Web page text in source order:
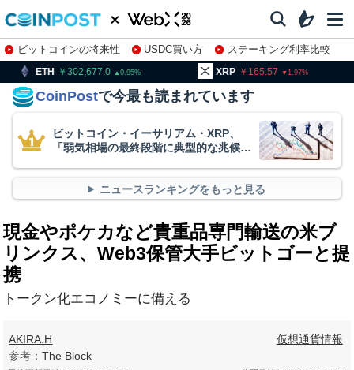
ビットコインの将来性 USDC買い方
ステーキング利率比較
株特集・関連銘柄
302,677.0 0.95 165.57 1.97
CoinPostで今最も読まれています
ビットコイン・イーサリアム・XRP、
「弱気相場の最終段階に典型的な兆候」
ニュースランキングをもっと見る
現金やポケカなど貴重品専門輸送の米ブ
リンクス、Web3保管大手ビットゴーと提
携
トークン化エコノミーに備える
AKIRA.H
参考：The Block
仮想通貨情報